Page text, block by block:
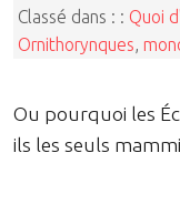
Classé dans : : Quoi
Ornithorynques
Ou pourquoi les
ils les seuls